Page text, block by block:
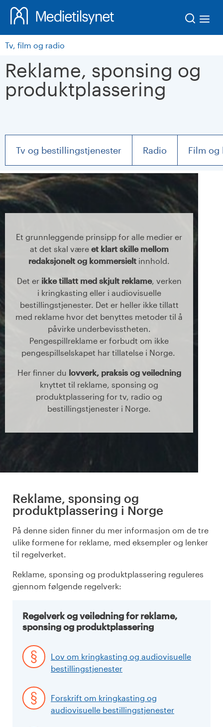
Tv, film og radio
Reklame, sponsing og
produktplassering
Tv og bestillingstjenester Radio Film og
Et grunnleggende prinsipp for alle medier er
at det skal være et klart skille mellom
redaksjonelt og kommersielt innhold.
Det er ikke tillatt med skjult reklame, verken
i kringkasting eller i audiovisuelle
bestillingstjenester. Det er heller ikke tillatt
med reklame hvor det benyttes metoder til å
påvirke underbevisstheten.
Pengespillreklame er forbudt om ikke
pengespillselskapet har tillatelse i Norge.
Her finner du lovverk, praksis og veiledning
knyttet til reklame, sponsing og
produktplassering for tv, radio og
bestillingstjenester i Norge.
Reklame, sponsing og
produktplassering i Norge
På denne siden finner du mer informasjon om de tre
ulike formene for reklame, med eksempler og lenker
til regelverket.
Reklame, sponsing og produktplassering reguleres
gjennom følgende regelverk:
Regelverk og veiledning for reklame,
sponsing og produktplassering
Lov om kringkasting og audiovisuelle
bestillingstjenester
Forskrift om kringkasting og
audiovisuelle bestillingstjenester